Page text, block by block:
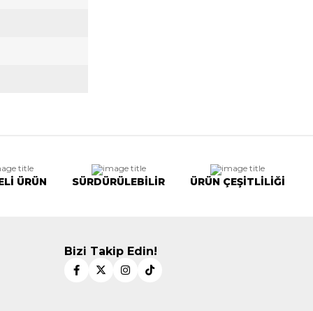
ÜRÜN SÜRDÜRÜLEBİLİR ÜRÜN ÇEŞİTLİLİĞİ
Bizi Takip Edin!